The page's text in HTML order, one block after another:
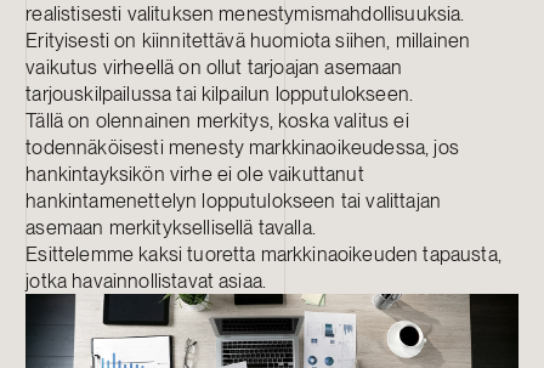
realistisesti valituksen menestymismahdollisuuksia.
Erityisesti on kiinnitettävä huomiota siihen, millainen
vaikutus virheellä on ollut tarjoajan asemaan
tarjouskilpailussa tai kilpailun lopputulokseen.
Tällä on olennainen merkitys, koska valitus ei
todennäköisesti menesty markkinaoikeudessa, jos
hankintayksikön virhe ei ole vaikuttanut
hankintamenettelyn lopputulokseen tai valittajan
asemaan merkityksellisellä tavalla.
Esittelemme kaksi tuoretta markkinaoikeuden tapausta,
jotka havainnollistavat asiaa.